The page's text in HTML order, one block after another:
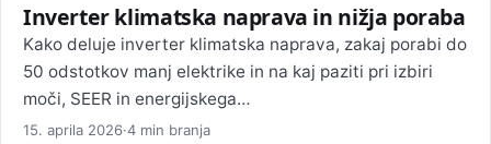
Inverter klimatska naprava in nižja poraba
Kako deluje inverter klimatska naprava, zakaj porabi do
50 odstotkov manj elektrike in na kaj paziti pri izbiri
moči, SEER in energijskega…
15. aprila 2026·4 min branja